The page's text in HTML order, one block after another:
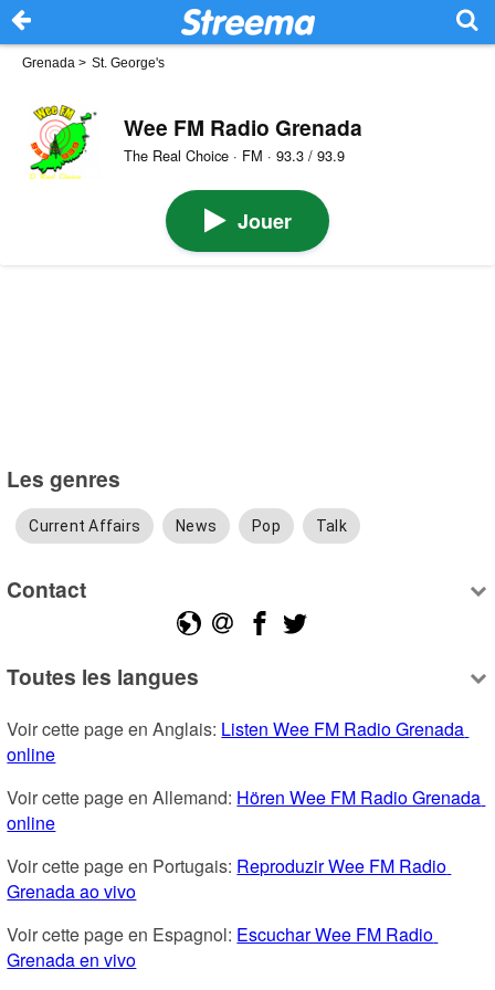
Grenada > St. George's
Wee FM Radio Grenada
The Real Choice · FM · 93.3 / 93.9
Jouer
Les genres
Current Affairs News Pop Talk
Contact
Toutes les langues
Voir cette page en Anglais: Listen Wee FM Radio Grenada
online
Voir cette page en Allemand: Hören Wee FM Radio Grenada
online
Voir cette page en Portugais: Reproduzir Wee FM Radio
Grenada ao vivo
Voir cette page en Espagnol: Escuchar Wee FM Radio
Grenada en vivo